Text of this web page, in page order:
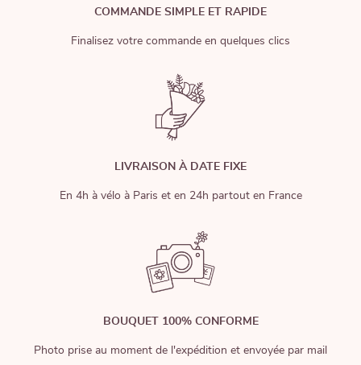
COMMANDE SIMPLE ET RAPIDE
Finalisez votre commande en quelques clics
LIVRAISON À DATE FIXE
En 4h à vélo à Paris et en 24h partout en France
BOUQUET 100% CONFORME
Photo prise au moment de l'expédition et envoyée par mail